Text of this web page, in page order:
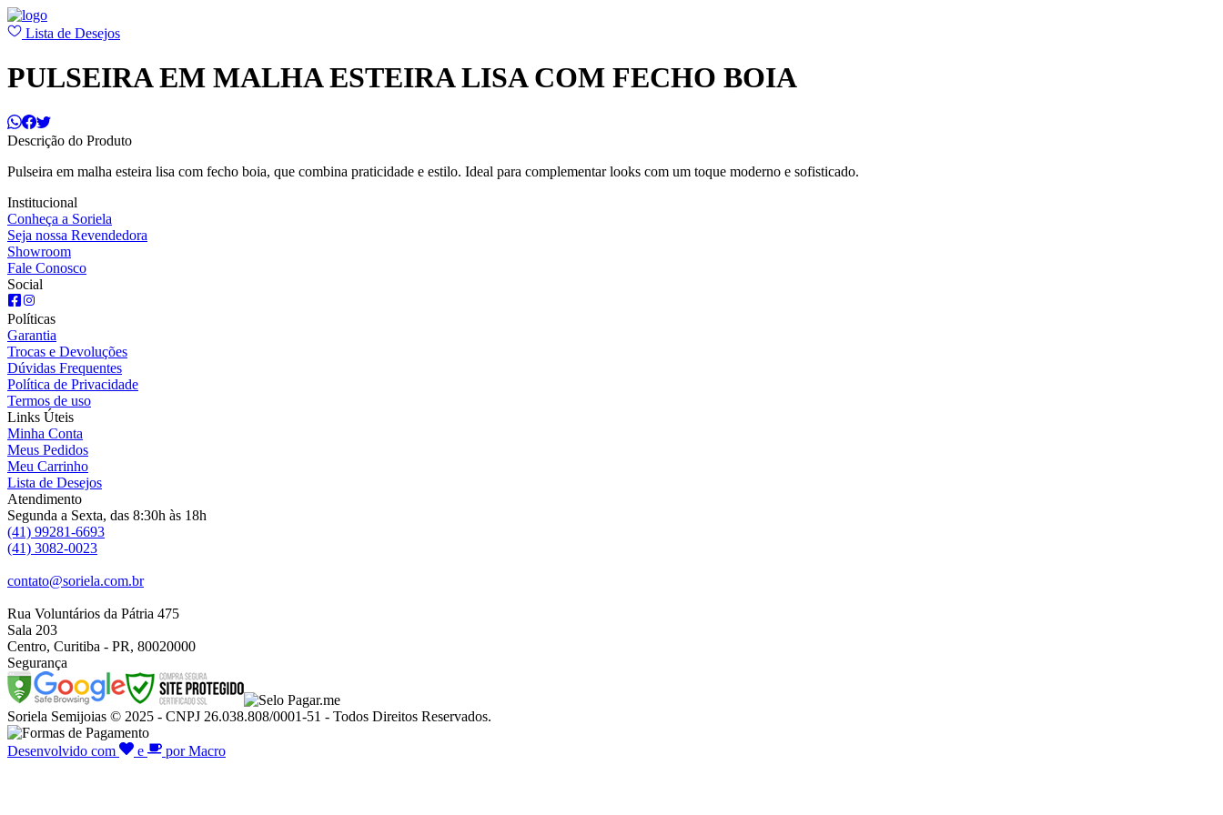
Lista de Desejos
PULSEIRA EM MALHA ESTEIRA LISA COM FECHO BOIA
Descrição do Produto
Pulseira em malha esteira lisa com fecho boia, que combina praticidade e estilo. Ideal para complementar looks com um toque moderno e sofisticado.
Institucional
Conheça a Soriela
Seja nossa Revendedora
Showroom
Fale Conosco
Social
Políticas
Garantia
Trocas e Devoluções
Dúvidas Frequentes
Política de Privacidade
Termos de uso
Links Úteis
Minha Conta
Meus Pedidos
Meu Carrinho
Lista de Desejos
Atendimento
Segunda a Sexta, das 8:30h às 18h
(41) 99281-6693
(41) 3082-0023
contato@soriela.com.br
Rua Voluntários da Pátria 475
Sala 203
Centro, Curitiba - PR, 80020000
Segurança
Soriela Semijoias © 2025 - CNPJ 26.038.808/0001-51 - Todos Direitos Reservados.
Desenvolvido com e por Macro